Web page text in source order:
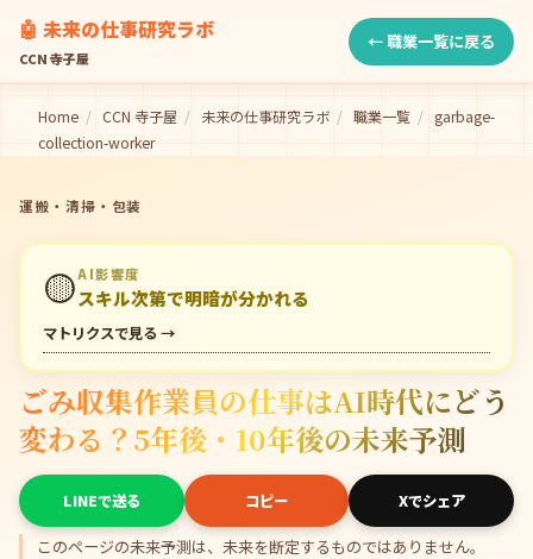
🤖 未来の仕事研究ラボ
CCN 寺子屋
← 職業一覧に戻る
Home / CCN 寺子屋 / 未来の仕事研究ラボ / 職業一覧 / garbage-
collection-worker
運搬・清掃・包装
🟡AI影響度
スキル次第で明暗が分かれる
マトリクスで見る →
ごみ収集作業員の仕事はAI時代にどう
変わる？5年後・10年後の未来予測
LINEで送る コピー Xでシェア
このページの未来予測は、未来を断定するものではありません。